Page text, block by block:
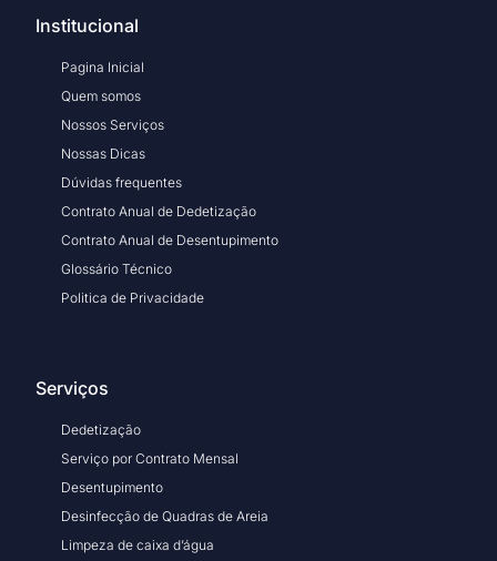
Institucional
Pagina Inicial
Quem somos
Nossos Serviços
Nossas Dicas
Dúvidas frequentes
Contrato Anual de Dedetização
Contrato Anual de Desentupimento
Glossário Técnico
Politica de Privacidade
Serviços
Dedetização
Serviço por Contrato Mensal
Desentupimento
Desinfecção de Quadras de Areia
Limpeza de caixa d’água